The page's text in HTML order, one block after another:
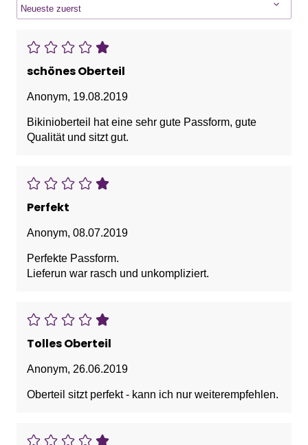
schönes Oberteil
Anonym, 19.08.2019
Bikinioberteil hat eine sehr gute Passform, gute
Qualität und sitzt gut.
Perfekt
Anonym, 08.07.2019
Perfekte Passform.
Lieferun war rasch und unkompliziert.
Tolles Oberteil
Anonym, 26.06.2019
Oberteil sitzt perfekt - kann ich nur weiterempfehlen.